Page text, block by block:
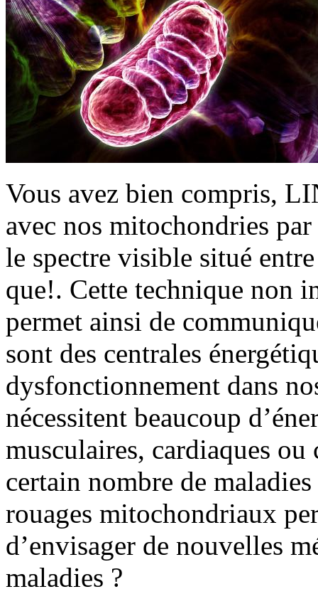
Vous avez bien compris,
avec nos mitochondries
le spectre visible situé
que!. Cette technique non
permet ainsi de
sont des centrales
dysfonctionnement dans
nécessitent beaucoup
musculaires, cardiaques
certain nombre de
rouages mitochondriaux
d’envisager de nouvelles
maladies ?